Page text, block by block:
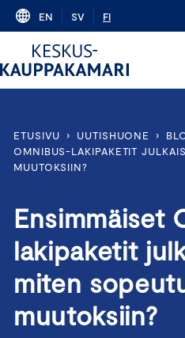
Skip
content
EN SV FI
ETUSIVU › UUTISHUONE ›
OMNIBUS-LAKIPAKETIT
MUUTOKSIIN?
Ensimmäiset
lakipaketit
miten
muutoksiin?